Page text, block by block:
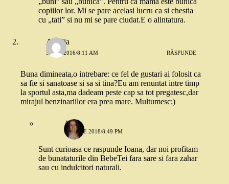
copiilor lor. Mi se pare acelasi lucru ca si chestia
cu „tati” si nu mi se pare ciudat.E o alintatura.
Amalia
3 MAI 2016/8:11 AM RĂSPUNDE
Buna dimineata,o intrebare: ce fel de gustari ai folosit ca
sa fie si sanatoase si sa si tina?Eu am renuntat intre timp
la sportul asta,ma dadeam peste cap sa tot pregatesc,dar
mirajul benzinariilor era prea mare. Multumesc:)
Ada
19 IULIE 2018/8:49 PM
Sunt curioasa ce raspunde Ioana, dar noi profitam
de bunataturile din BebeTei fara sare si fara zahar
sau cu indulcitori naturali.